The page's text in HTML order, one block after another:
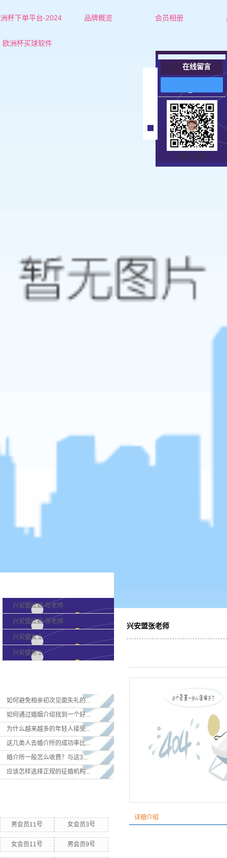
杯下单平台-2024
欧洲杯买球软件
品牌概览 会员相册
兴安盟红娘-张老师
兴安盟女士
兴安盟男士
兴安盟红娘-杜老师
兴安盟红娘-张老师
兴安盟女士
兴安盟男士
如何避免相亲初次见面失礼的...
如何通过婚姻介绍找到一个好...
为什么越来越多的年轻人接受...
这几类人去婚介所的成功率比...
婚介所一般怎么收费？与这3...
应该怎样选择正规的征婚机构...
男会员11号 女会员3号
女会员11号 男会员9号
兴安盟张老师
详细介绍
在线留言
扫描二维码